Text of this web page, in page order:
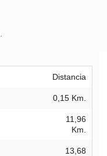
Distancia
0,15 Km.
11,96
Km.
13,68